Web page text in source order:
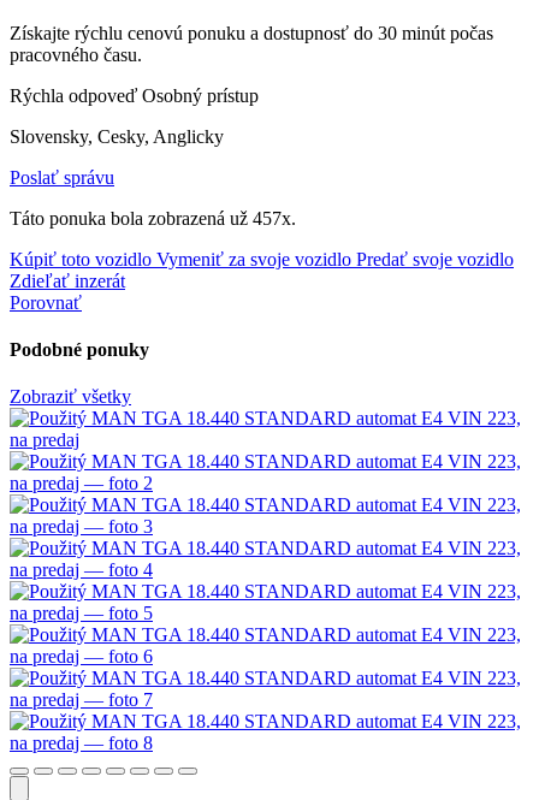
Získajte rýchlu cenovú ponuku a dostupnosť do 30 minút počas
pracovného času.
Rýchla odpoveď Osobný prístup
Slovensky, Cesky, Anglicky
Poslať správu
Táto ponuka bola zobrazená už 457x.
Kúpiť toto vozidlo Vymeniť za svoje vozidlo Predať svoje vozidlo
Zdieľať inzerát
Porovnať
Podobné ponuky
Zobraziť všetky